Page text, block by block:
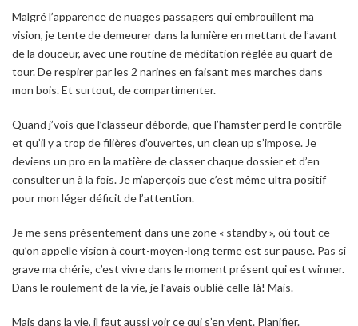
Malgré l’apparence de nuages passagers qui embrouillent ma
vision, je tente de demeurer dans la lumière en mettant de l’avant
de la douceur, avec une routine de méditation réglée au quart de
tour. De respirer par les 2 narines en faisant mes marches dans
mon bois. Et surtout, de compartimenter.
Quand j’vois que l’classeur déborde, que l’hamster perd le contrôle
et qu’il y a trop de filières d’ouvertes, un clean up s’impose. Je
deviens un pro en la matière de classer chaque dossier et d’en
consulter un à la fois. Je m’aperçois que c’est même ultra positif
pour mon léger déficit de l’attention.
Je me sens présentement dans une zone « standby », où tout ce
qu’on appelle vision à court-moyen-long terme est sur pause. Pas si
grave ma chérie, c’est vivre dans le moment présent qui est winner.
Dans le roulement de la vie, je l’avais oublié celle-là! Mais.
Mais dans la vie, il faut aussi voir ce qui s’en vient. Planifier.